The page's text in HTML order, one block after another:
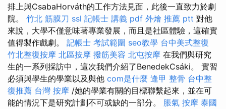
排上與CsabaHorváth的工作方法見面，此後一直致力於劇
院。 竹北 筋膜刀 ssl 記帳士 講義 pdf 外燴 推薦 ptt 對他
來說，大學不僅意味著專業發展，而且是社區體驗，這確實
值得製作戲劇。 記帳士 考試範圍 seo教學 台中美式整復
竹北整復按摩 北區按摩 撥筋美容 北屯按摩 在我們與研究
生的一系列採訪中，這次我們介紹了BenedekCsáki。 實習
必須與學生的學業以及與他 com是什麼 逢甲 整骨 台中整
復推薦 台灣 按摩 /她的學業有關的目標聯繫起來，並在可
能的情況下是研究計劃不可或缺的一部分。 脹氣 按摩 泰國